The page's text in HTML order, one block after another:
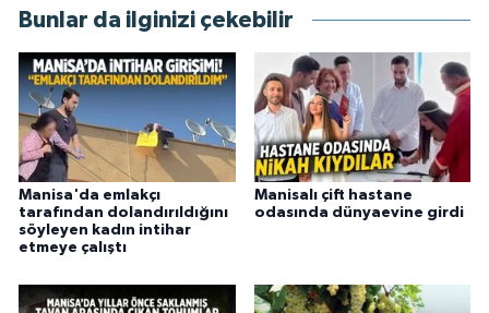
Bunlar da ilginizi çekebilir
Manisa'da emlakçı
tarafından dolandırıldığını
söyleyen kadın intihar
etmeye çalıştı
Manisalı çift hastane
odasında dünyaevine girdi